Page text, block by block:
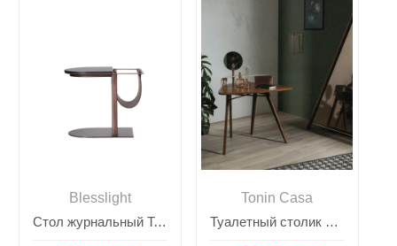
Blesslight
Стол журнальный Texas
Tonin Casa
Туалетный столик Nipper Tonin News 2017 7006